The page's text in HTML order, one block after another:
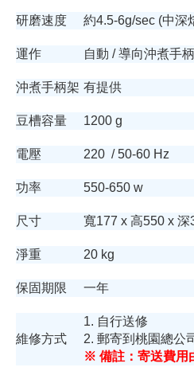
研磨速度 約4.5-6g/sec (中深
運作 自動 / 導向沖煮手柄
沖煮手柄架 有提供
豆槽容量 1200 g
電壓 220 / 50-60 Hz
功率 550-650 w
尺寸 寬177 x 高550 x 深
淨重 20 kg
保固期限 一年
維修方式
1. 自行送修
2. 郵寄到桃園總公
※ 備註：寄送費用